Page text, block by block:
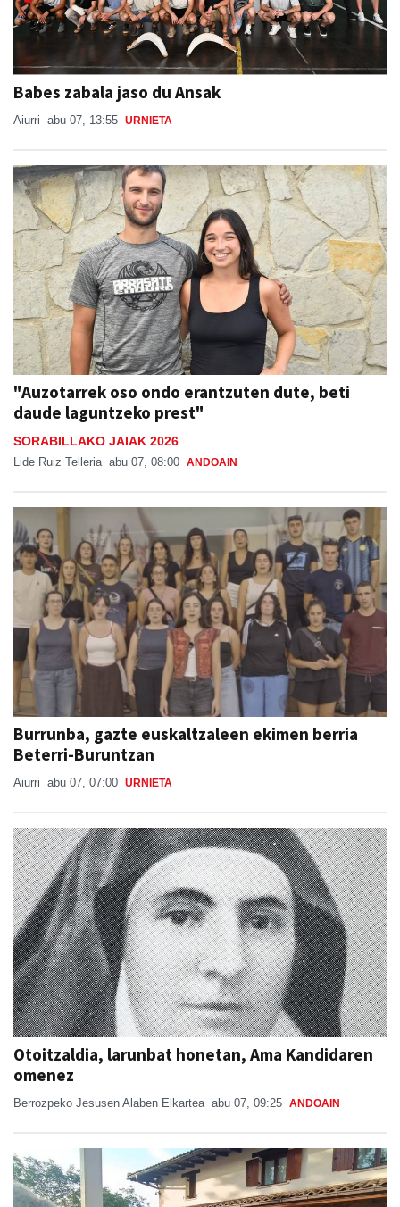
Babes zabala jaso du Ansak
Aiurri abu 07, 13:55 URNIETA
"Auzotarrek oso ondo erantzuten dute, beti
daude laguntzeko prest"
SORABILLAKO JAIAK 2026
Lide Ruiz Telleria abu 07, 08:00 ANDOAIN
Burrunba, gazte euskaltzaleen ekimen berria
Beterri-Buruntzan
Aiurri abu 07, 07:00 URNIETA
Otoitzaldia, larunbat honetan, Ama Kandidaren
omenez
Berrozpeko Jesusen Alaben Elkartea abu 07, 09:25 ANDOAIN